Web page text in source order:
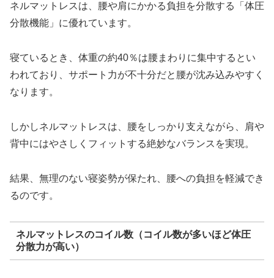
ネルマットレスは、腰や肩にかかる負担を分散する「体圧
分散機能」に優れています。
寝ているとき、体重の約40％は腰まわりに集中するとい
われており、サポート力が不十分だと腰が沈み込みやすく
なります。
しかしネルマットレスは、腰をしっかり支えながら、肩や
背中にはやさしくフィットする絶妙なバランスを実現。
結果、無理のない寝姿勢が保たれ、腰への負担を軽減でき
るのです。
ネルマットレスのコイル数（コイル数が多いほど体圧
分散力が高い）